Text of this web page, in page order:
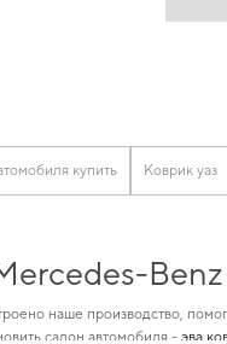
купить Коврик уаз
наше производство,
салон автомобиля - эва